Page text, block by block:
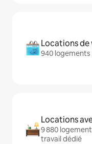
Locations de
940
Locations
9 880
travail dédié